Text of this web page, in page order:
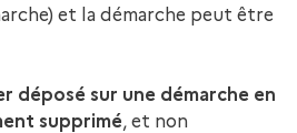
et la démarche peut être
déposé sur une démarche en
supprimé, et non